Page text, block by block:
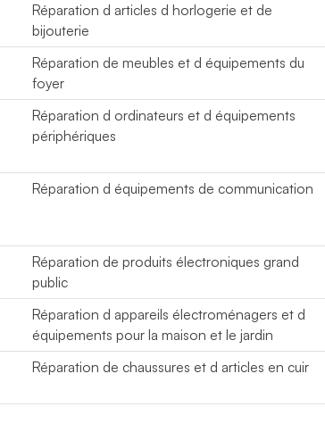
Réparation d articles d horlogerie et de
bijouterie
Réparation de meubles et d équipements du
foyer
Réparation d ordinateurs et d équipements
périphériques
Réparation d équipements de communication
Réparation de produits électroniques grand
public
Réparation d appareils électroménagers et d
équipements pour la maison et le jardin
Réparation de chaussures et d articles en cuir